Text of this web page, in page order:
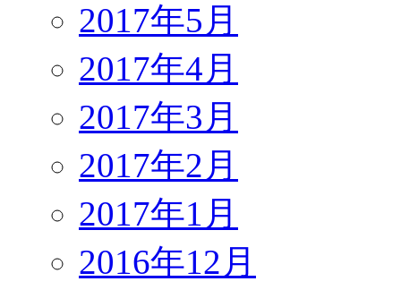
2017年5月
2017年4月
2017年3月
2017年2月
2017年1月
2016年12月